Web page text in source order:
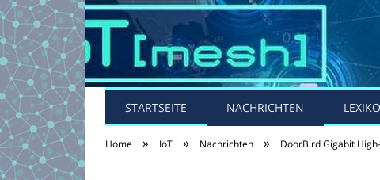
STARTSEITE NACHRICHTEN
Home » IoT » Nachrichten » DoorBird Gigabit